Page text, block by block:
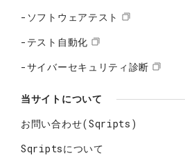
-ソフトウェアテスト
-テスト自動化
-サイバーセキュリティ診断
当サイトについて
お問い合わせ(Sqripts)
Sqriptsについて